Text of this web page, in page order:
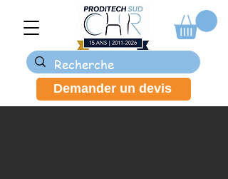
Demander un devis